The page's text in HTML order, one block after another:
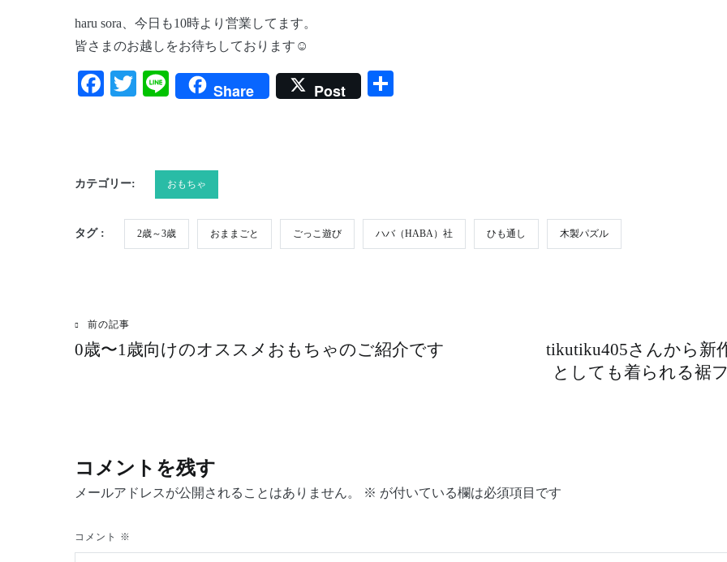
haru sora、今日も10時より営業してます。
皆さまのお越しをお待ちしております☺️
Facebook
Twitter
LineShare Post
カテゴリー: おもちゃ
タグ : 2歳～3歳 おままごと ごっこ遊び ハバ（HABA）社 ひも通し 木製パズル
投
ビ
ゲ
ー
前の記事
0歳〜1歳向けのオススメおもちゃのご紹介です
tikutiku405さんから新
としても着られる裾
コメントを残す
メールアドレスが公開されることはありません。 ※ が付いている欄は必須項目です
コメント ※